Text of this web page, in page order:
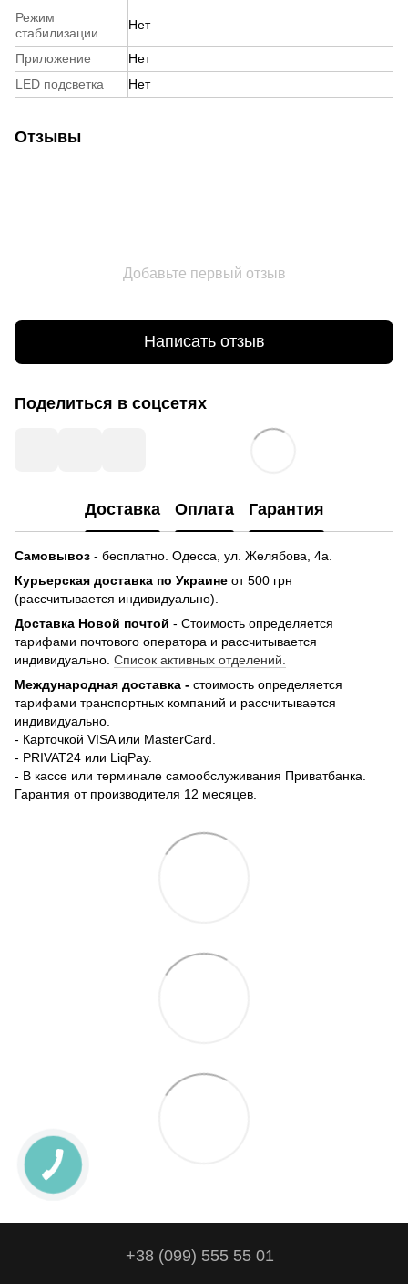
Режим
стабилизации
Нет
Приложение
Нет
LED подсветка
Нет
Отзывы
Добавьте первый отзыв
Написать отзыв
Поделиться в соцсетях
Доставка Оплата Гарантия
Самовывоз - бесплатно. Одесса, ул. Желябова, 4а.
Курьерская доставка по Украине от 500 грн
(рассчитывается индивидуально).
Доставка Новой почтой - Стоимость определяется
тарифами почтового оператора и рассчитывается
индивидуально. Список активных отделений.
Международная доставка - стоимость определяется
тарифами транспортных компаний и рассчитывается
индивидуально.
- Карточкой VISA или MasterCard.
- PRIVAT24 или LiqPay.
- В кассе или терминале самообслуживания Приватбанка.
Гарантия от производителя 12 месяцев.
+38 (099) 555 55 01